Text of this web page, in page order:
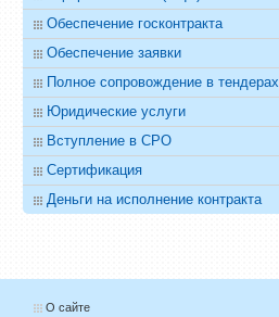
Обеспечение госконтракта
Обеспечение заявки
Полное сопровождение в тендерах
Юридические услуги
Вступление в СРО
Сертификация
Деньги на исполнение контракта
О сайте